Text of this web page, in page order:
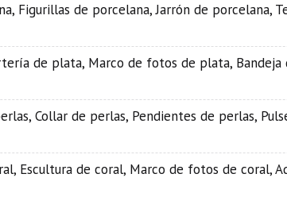
Figurillas de porcelana, Jarrón de porcelana,
de plata, Marco de fotos de plata,
Collar de perlas, Pendientes de perlas,
Escultura de coral, Marco de fotos de coral,